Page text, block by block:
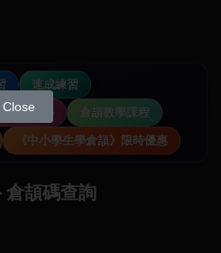
速成練習
入法教學
倉頡教學課程
《中小學生學倉頡》限時優惠
倉頡碼查詢
Close